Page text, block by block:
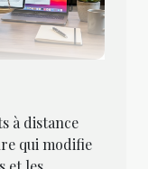
à distance
qui modifie